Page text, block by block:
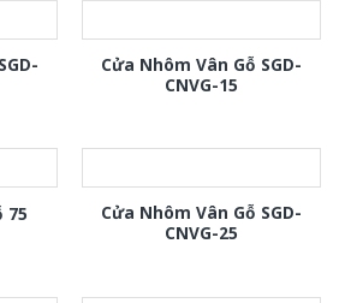
Cửa Nhôm Vân Gỗ SGD-
CNVG-15
75
Cửa Nhôm Vân Gỗ SGD-
CNVG-25